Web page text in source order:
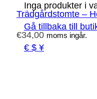
Inga produkter i
Gå tillbaka till
€ $ ¥
Trädgårdstomte –
€34,00 moms ingår.